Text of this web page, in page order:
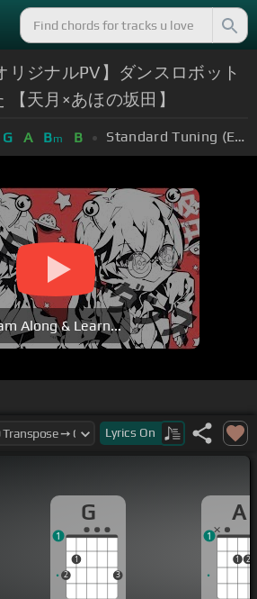
リジナルPV】ダンスロボット
【天月×あほの坂田】
G A Bm B Standard Tuning (EADGBE)
Along & Learn...
Lyrics On
G
2
1
3
1
A
1 2
1